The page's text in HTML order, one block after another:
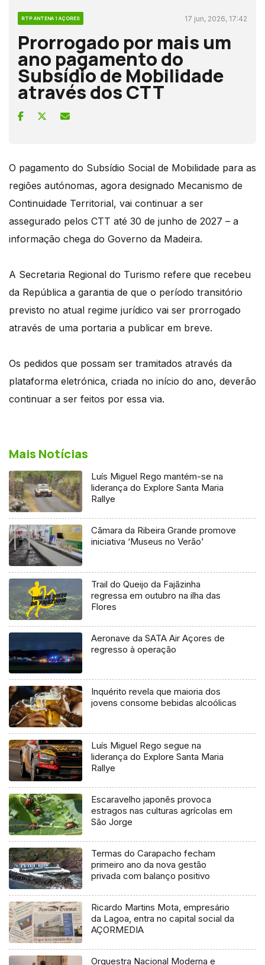
RTP ANTENA 1 AÇORES 17 jun, 2026, 17:42
Prorrogado por mais um
ano pagamento do
Subsídio de Mobilidade
através dos CTT
O pagamento do Subsídio Social de Mobilidade para as
regiões autónomas, agora designado Mecanismo de
Continuidade Territorial, vai continuar a ser
assegurado pelos CTT até 30 de junho de 2027 – a
informação chega do Governo da Madeira.
A Secretaria Regional do Turismo refere que recebeu
da República a garantia de que o período transitório
previsto no atual regime jurídico vai ser prorrogado
através de uma portaria a publicar em breve.
Os pedidos que possam ser tramitados através da
plataforma eletrónica, criada no início do ano, deverão
continuar a ser feitos por essa via.
Mais Notícias
Luís Miguel Rego mantém-se na
liderança do Explore Santa Maria
Rallye
Câmara da Ribeira Grande promove
iniciativa ‘Museus no Verão’
Trail do Queijo da Fajãzinha
regressa em outubro na ilha das
Flores
Aeronave da SATA Air Açores de
regresso à operação
Inquérito revela que maioria dos
jovens consome bebidas alcoólicas
Luís Miguel Rego segue na
liderança do Explore Santa Maria
Rallye
Escaravelho japonês provoca
estragos nas culturas agrícolas em
São Jorge
Termas do Carapacho fecham
primeiro ano da nova gestão
privada com balanço positivo
Ricardo Martins Mota, empresário
da Lagoa, entra no capital social da
AÇORMEDIA
Orquestra Nacional Moderna e